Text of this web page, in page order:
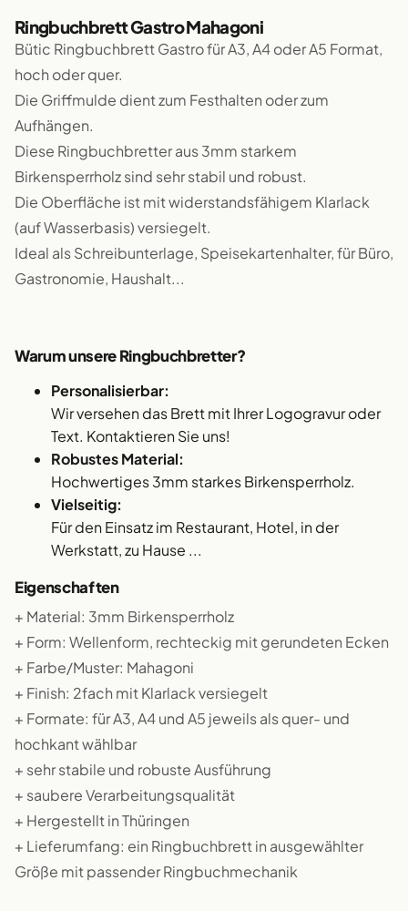
Ringbuchbrett Gastro Mahagoni
Bütic Ringbuchbrett Gastro für A3, A4 oder A5 Format,
hoch oder quer.
Die Griffmulde dient zum Festhalten oder zum
Aufhängen.
Diese Ringbuchbretter aus 3mm starkem
Birkensperrholz sind sehr stabil und robust.
Die Oberfläche ist mit widerstandsfähigem Klarlack
(auf Wasserbasis) versiegelt.
Ideal als Schreibunterlage, Speisekartenhalter, für Büro,
Gastronomie, Haushalt...
Warum unsere Ringbuchbretter?
Personalisierbar:
Wir versehen das Brett mit Ihrer Logogravur oder
Text. Kontaktieren Sie uns!
Robustes Material:
Hochwertiges 3mm starkes Birkensperrholz.
Vielseitig:
Für den Einsatz im Restaurant, Hotel, in der
Werkstatt, zu Hause ...
Eigenschaften
+ Material: 3mm Birkensperrholz
+ Form: Wellenform, rechteckig mit gerundeten Ecken
+ Farbe/Muster: Mahagoni
+ Finish: 2fach mit Klarlack versiegelt
+ Formate: für A3, A4 und A5 jeweils als quer- und
hochkant wählbar
+ sehr stabile und robuste Ausführung
+ saubere Verarbeitungsqualität
+ Hergestellt in Thüringen
+ Lieferumfang: ein Ringbuchbrett in ausgewählter
Größe mit passender Ringbuchmechanik